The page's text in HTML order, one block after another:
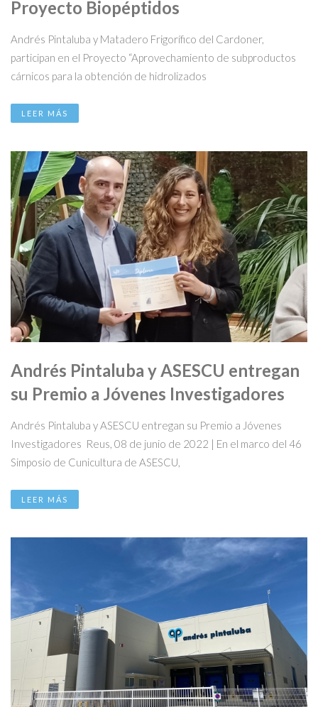
Proyecto Biopéptidos
Andrés Pintaluba y Matadero Frigorífico del Cardoner,
participan en el Proyecto “Aprovechamiento de subproductos
cárnicos para la obtención de hidrolizados
LEER MÁS
Andrés Pintaluba y ASESCU entregan
su Premio a Jóvenes Investigadores
Andrés Pintaluba y ASESCU entregan su Premio a Jóvenes
Investigadores Reus, 08 de junio de 2022 | En el marco del 46
Simposio de Cunicultura de ASESCU,
LEER MÁS